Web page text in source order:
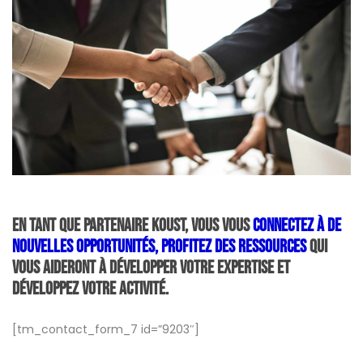
En tant que partenaire Koust, vous vousconnectez à de
nouvelles opportunités, profitez des ressourcesqui
vous aideront à développer votre expertise et
développez votre activité.
[tm_contact_form_7 id=”9203″]